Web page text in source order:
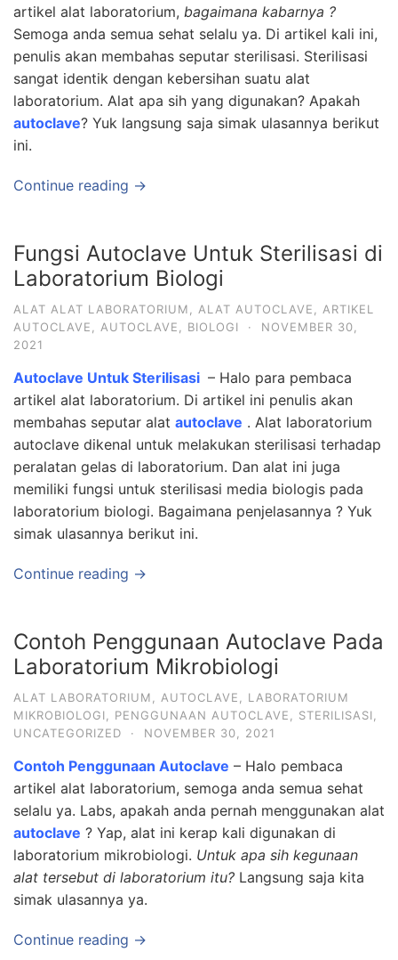
artikel alat laboratorium, bagaimana kabarnya ?
Semoga anda semua sehat selalu ya. Di artikel kali ini,
penulis akan membahas seputar sterilisasi. Sterilisasi
sangat identik dengan kebersihan suatu alat
laboratorium. Alat apa sih yang digunakan? Apakah
autoclave? Yuk langsung saja simak ulasannya berikut
ini.
Continue reading →
Fungsi Autoclave Untuk Sterilisasi di
Laboratorium Biologi
ALAT ALAT LABORATORIUM ALAT AUTOCLAVE
ARTIKEL
AUTOCLAVE
AUTOCLAVE BIOLOGI ·
NOVEMBER 30,
2021
Autoclave Untuk Sterilisasi – Halo para pembaca
artikel alat laboratorium. Di artikel ini penulis akan
membahas seputar alat autoclave . Alat laboratorium
autoclave dikenal untuk melakukan sterilisasi terhadap
peralatan gelas di laboratorium. Dan alat ini juga
memiliki fungsi untuk sterilisasi media biologis pada
laboratorium biologi. Bagaimana penjelasannya ? Yuk
simak ulasannya berikut ini.
Continue reading →
Contoh Penggunaan Autoclave Pada
Laboratorium Mikrobiologi
ALAT LABORATORIUM AUTOCLAVE
LABORATORIUM
MIKROBIOLOGI
PENGGUNAAN AUTOCLAVE STERILISASI
UNCATEGORIZED
· NOVEMBER 30, 2021
Contoh Penggunaan Autoclave – Halo pembaca
artikel alat laboratorium, semoga anda semua sehat
selalu ya. Labs, apakah anda pernah menggunakan alat
autoclave ? Yap, alat ini kerap kali digunakan di
laboratorium mikrobiologi. Untuk apa sih kegunaan
alat tersebut di laboratorium itu? Langsung saja kita
simak ulasannya ya.
Continue reading →